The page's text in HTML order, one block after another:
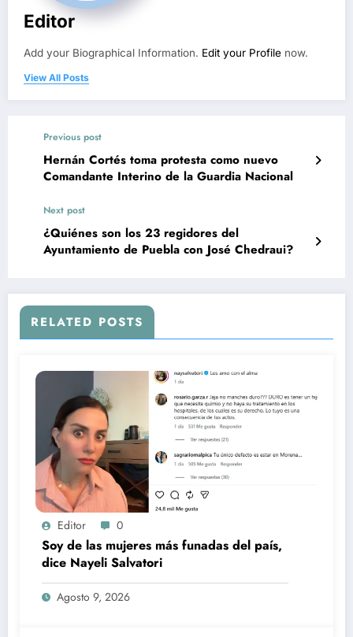
Editor
Add your Biographical Information. Edit your Profile now.
View All Posts
Previous post
Hernán Cortés toma protesta como nuevo
Comandante Interino de la Guardia Nacional
Next post
¿Quiénes son los 23 regidores del
Ayuntamiento de Puebla con José Chedraui?
RELATED POSTS
Editor 0
Soy de las mujeres más funadas del país,
dice Nayeli Salvatori
Agosto 9, 2026